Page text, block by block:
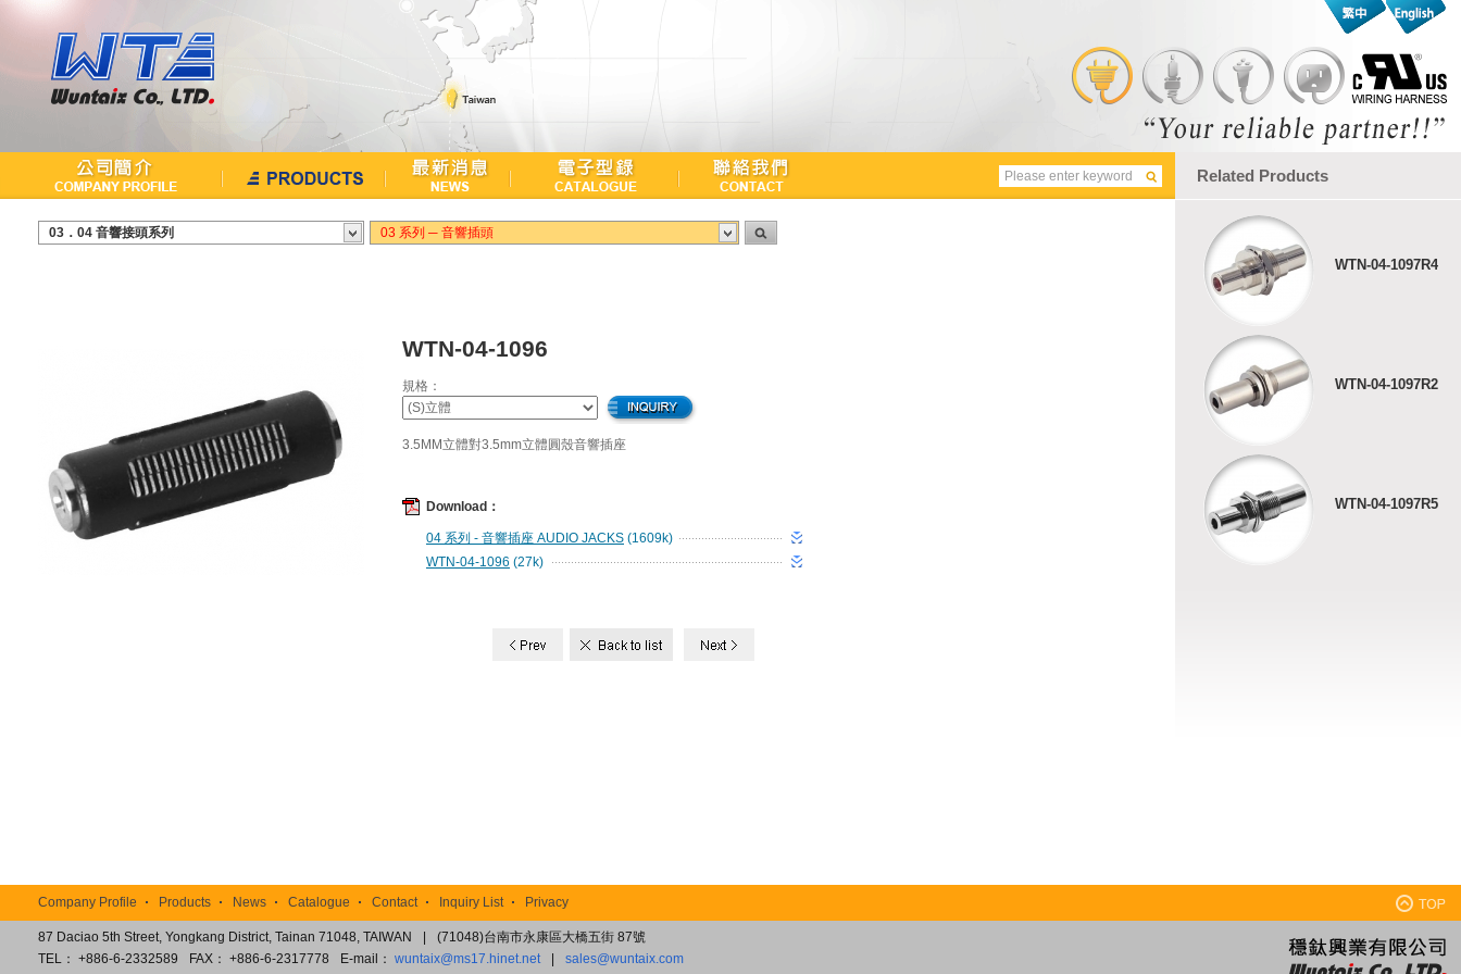
03．04 音響接頭系列 03 系列 ─ 音響插頭
WTN-04-1096
規格：
3.5MM立體對3.5mm立體圓殼音響插座
Download：
04 系列 - 音響插座 AUDIO JACKS (1609k)
WTN-04-1096 (27k)
Related Products
WTN-04-1097R4
WTN-04-1097R2
WTN-04-1097R5
Company Profile Products News Catalogue Contact Inquiry List Privacy
87 Daciao 5th Street, Yongkang District, Tainan 71048, TAIWAN
(71048)台南市永康區大橋五街 87號
TEL： +886-6-2332589
FAX： +886-6-2317778 E-mail： wuntaix@ms17.hinet.net sales@wuntaix.com
TOP